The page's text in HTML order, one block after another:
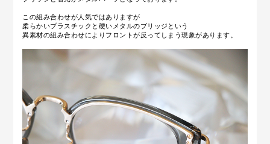
この組み合わせが人気ではありますが
柔らかいプラスチックと硬いメタルのブリッジという
異素材の組み合わせによりフロントが反ってしまう現象があります。